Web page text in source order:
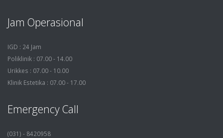
Jam Operasional
IGD : 24 Jam
Poliklinik : 07.00 - 14.00
Urikkes : 07.00 - 10.00
Klinik Estetika : 07.00 - 17.00
Emergency Call
(031) - 8420958